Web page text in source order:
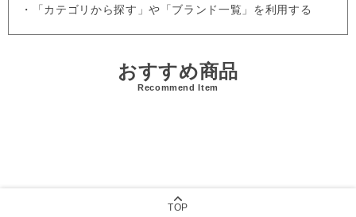
・「カテゴリから探す」や「ブランド一覧」を利用する
おすすめ商品
Recommend Item
TOP